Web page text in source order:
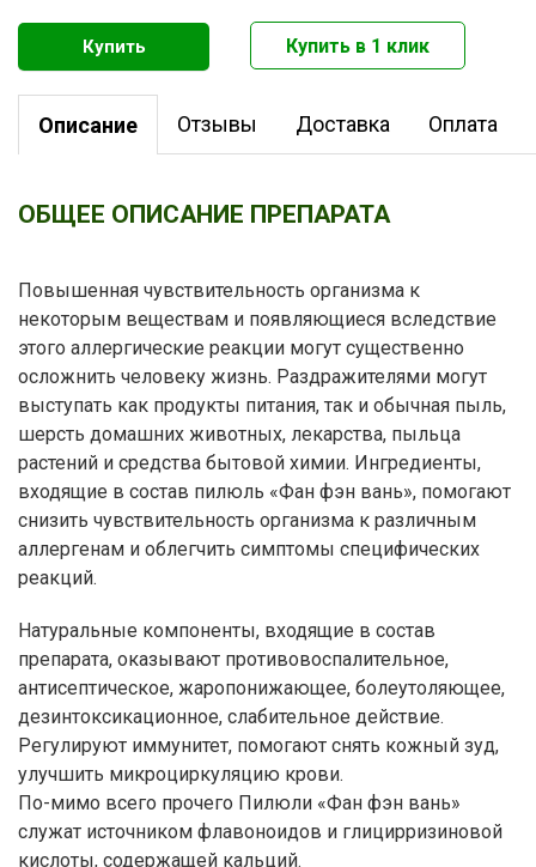
Описание Отзывы Доставка Оплата
ОБЩЕЕ ОПИСАНИЕ ПРЕПАРАТА
Повышенная чувствительность организма к
некоторым веществам и появляющиеся вследствие
этого аллергические реакции могут существенно
осложнить человеку жизнь. Раздражителями могут
выступать как продукты питания, так и обычная пыль,
шерсть домашних животных, лекарства, пыльца
растений и средства бытовой химии. Ингредиенты,
входящие в состав пилюль «Фан фэн вань», помогают
снизить чувствительность организма к различным
аллергенам и облегчить симптомы специфических
реакций.
Натуральные компоненты, входящие в состав
препарата, оказывают противовоспалительное,
антисептическое, жаропонижающее, болеутоляющее,
дезинтоксикационное, слабительное действие.
Регулируют иммунитет, помогают снять кожный зуд,
улучшить микроциркуляцию крови.
По-мимо всего прочего Пилюли «Фан фэн вань»
служат источником флавоноидов и глицирризиновой
кислоты, содержащей кальций.